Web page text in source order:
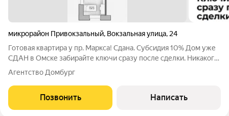
микрорайон Привокзальный, Вокзальная улица, 24
Готовая квартира у пр. Маркса! Сдана. Субсидия 10% Дом уже
СДАН в Омске забирайте ключи сразу после сделки. Никакого
ожидания, шума стройки и грязи под окнами! ЦЕНА: 9 640 000
ПЛОЩАДЬ: 71,5 м ИПОТЕКА: 52 300 /мес (субсидированная
ставка от
Агентство Домбург
Позвонить Написать